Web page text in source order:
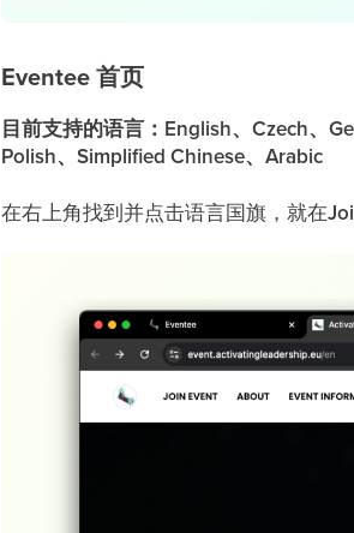
Eventee 首页
目前支持的语言：English、Czech、
Polish、Simplified Chinese、Arabic
在右上角找到并点击语言国旗，就在